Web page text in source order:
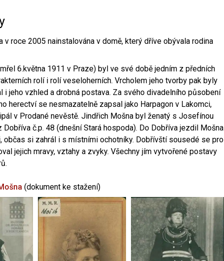
roce 2005 nainstalována v domě, který dříve obývala rodina
6.května 1911 v Praze) byl ve své době jedním z předních
rolí i rolí veseloherních. Vrcholem jeho tvorby pak byly
jeho vzhled a drobná postava. Za svého divadelního působení
herectví se nesmazatelně zapsal jako Harpagon v Lakomci,
v Prodané nevěstě. Jindřich Mošna byl ženatý s Josefínou
č.p. 48 (dnešní Stará hospoda). Do Dobříva jezdil Mošna
si zahrál i s místními ochotníky. Dobřívští sousedé se pro
jejich mravy, vztahy a zvyky. Všechny jím vytvořené postavy
(dokument ke stažení)